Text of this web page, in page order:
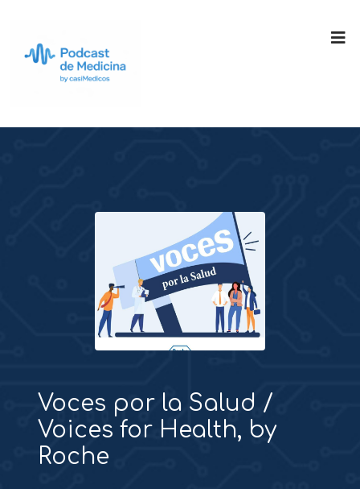
Voces por la Salud /
Voices for Health, by
Roche